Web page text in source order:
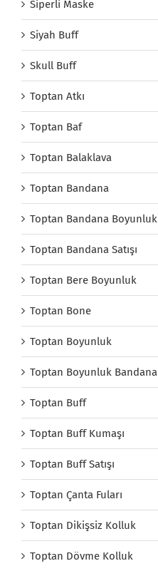
Siperli Maske
Siyah Buff
Skull Buff
Toptan Atkı
Toptan Baf
Toptan Balaklava
Toptan Bandana
Toptan Bandana Boyunluk
Toptan Bandana Satışı
Toptan Bere Boyunluk
Toptan Bone
Toptan Boyunluk
Toptan Boyunluk Bandana
Toptan Buff
Toptan Buff Kumaşı
Toptan Buff Satışı
Toptan Çanta Fuları
Toptan Dikişsiz Kolluk
Toptan Dövme Kolluk